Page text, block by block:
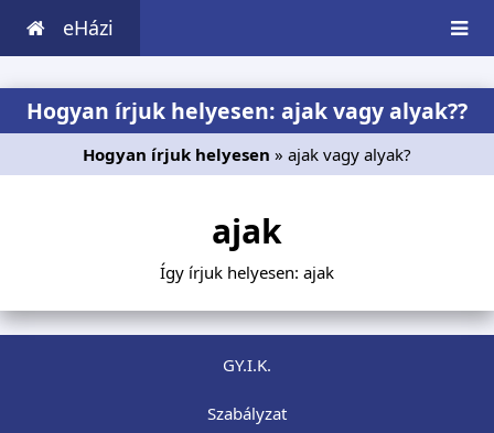
eHázi
Hogyan írjuk helyesen: ajak vagy alyak??
Hogyan írjuk helyesen » ajak vagy alyak?
ajak
Így írjuk helyesen: ajak
GY.I.K.
Szabályzat